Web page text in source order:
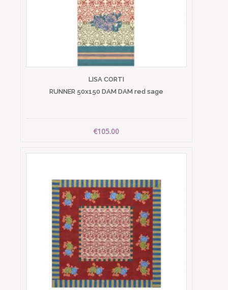
LISA CORTI
RUNNER 50x150 DAM DAM red sage
€105.00